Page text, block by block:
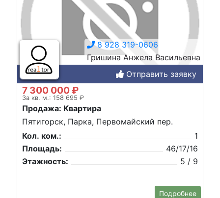
8 928 319-0606
Гришина Анжела Васильевна
Отправить заявку
7 300 000 ₽
За кв. м.: 158 695 ₽
Продажа: Квартира
Пятигорск, Парка, Первомайский пер.
Кол. ком.:
1
Площадь:
46/17/16
Этажность:
5 / 9
Подробнее